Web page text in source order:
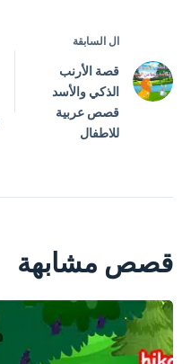
ال السابقة
قصة الأرنب
الذكي والأسد
قصص عربية
للاطفال
قصص مشابهة